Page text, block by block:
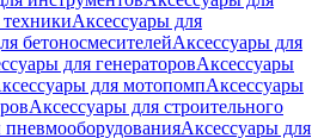
Аксессуары для
бетоносмесителейАксессуары для
для генераторовАксессуары
для мотопомпАксессуары
Аксессуары для строительного
пневмооборудованияАксессуары для